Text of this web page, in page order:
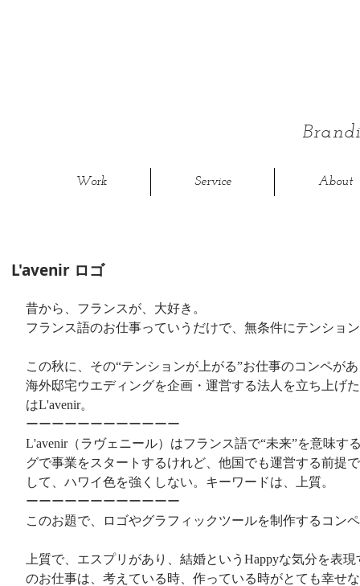
Work Service About
L'avenir ロゴ
昔から、フランスが、大好き。
フランス語のお仕事っていうだけで、無条件にテンショ
この秋に、その“テンションが上がる”お仕事のコンペが
海外邸宅ウエディングを企画・運営する法人を立ち上げ
はL'avenir。
ーーーーーーーーーーーー
L'avenir（ラヴェニール）はフランス語で“未来”を意味す
グで事業をスタートするけれど、他国でも運営する前提
して、ハワイ色を強くしない。キーワードは、上質。
ーーーーーーーーーーーー
このお題で、ロゴやグラフィックツールを制作するコン
上質で、エスプリがあり、結婚というHappyな気分を表
のお仕事は、考えている時、作っている時がとても幸せ